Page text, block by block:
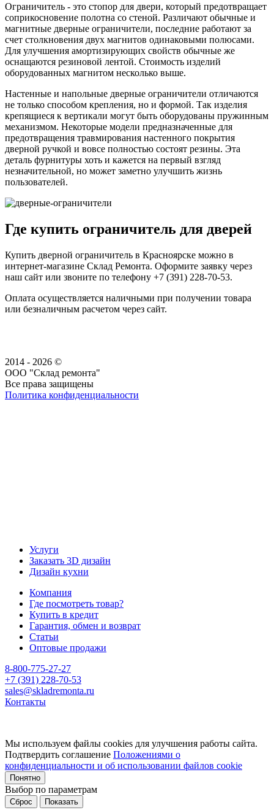
Ограничитель - это стопор для двери, который предотвращает
соприкосновение полотна со стеной. Различают обычные и
магнитные дверные ограничители, последние работают за
счет столкновения двух магнитов одинаковыми полюсами.
Для улучшения амортизирующих свойств обычные же
оснащаются резиновой лентой. Стоимость изделий
оборудованных магнитом несколько выше.
Настенные и напольные дверные ограничители отличаются
не только способом крепления, но и формой. Так изделия
крепящиеся к вертикали могут быть оборудованы пружинным
механизмом. Некоторые модели предназначенные для
предотвращения травмирования настенного покрытия
дверной ручкой и вовсе полностью состоят резины. Эта
деталь фурнитуры хоть и кажется на первый взгляд
незначительной, но может заметно улучшить жизнь
пользователей.
Где купить ограничитель для дверей
Купить дверной ограничитель в Красноярске можно в
интернет-магазине Склад Ремонта. Оформите заявку через
наш сайт или звоните по телефону +7 (391) 228-70-53.
Оплата осуществляется наличными при получении товара
или безналичным расчетом через сайт.
2014 - 2026 ©
ООО "Склад ремонта"
Все права защищены
Политика конфиденциальности
Услуги
Заказать 3D дизайн
Дизайн кухни
Компания
Где посмотреть товар?
Купить в кредит
Гарантия, обмен и возврат
Статьи
Оптовые продажи
8-800-775-27-27
+7 (391) 228-70-53
sales@skladremonta.ru
Контакты
Мы используем файлы cookies для улучшения работы сайта.
Подтвердить соглашение Положениями о
конфиденциальности и об использовании файлов cookie
Понятно
Выбор по параметрам
Сброс Показать